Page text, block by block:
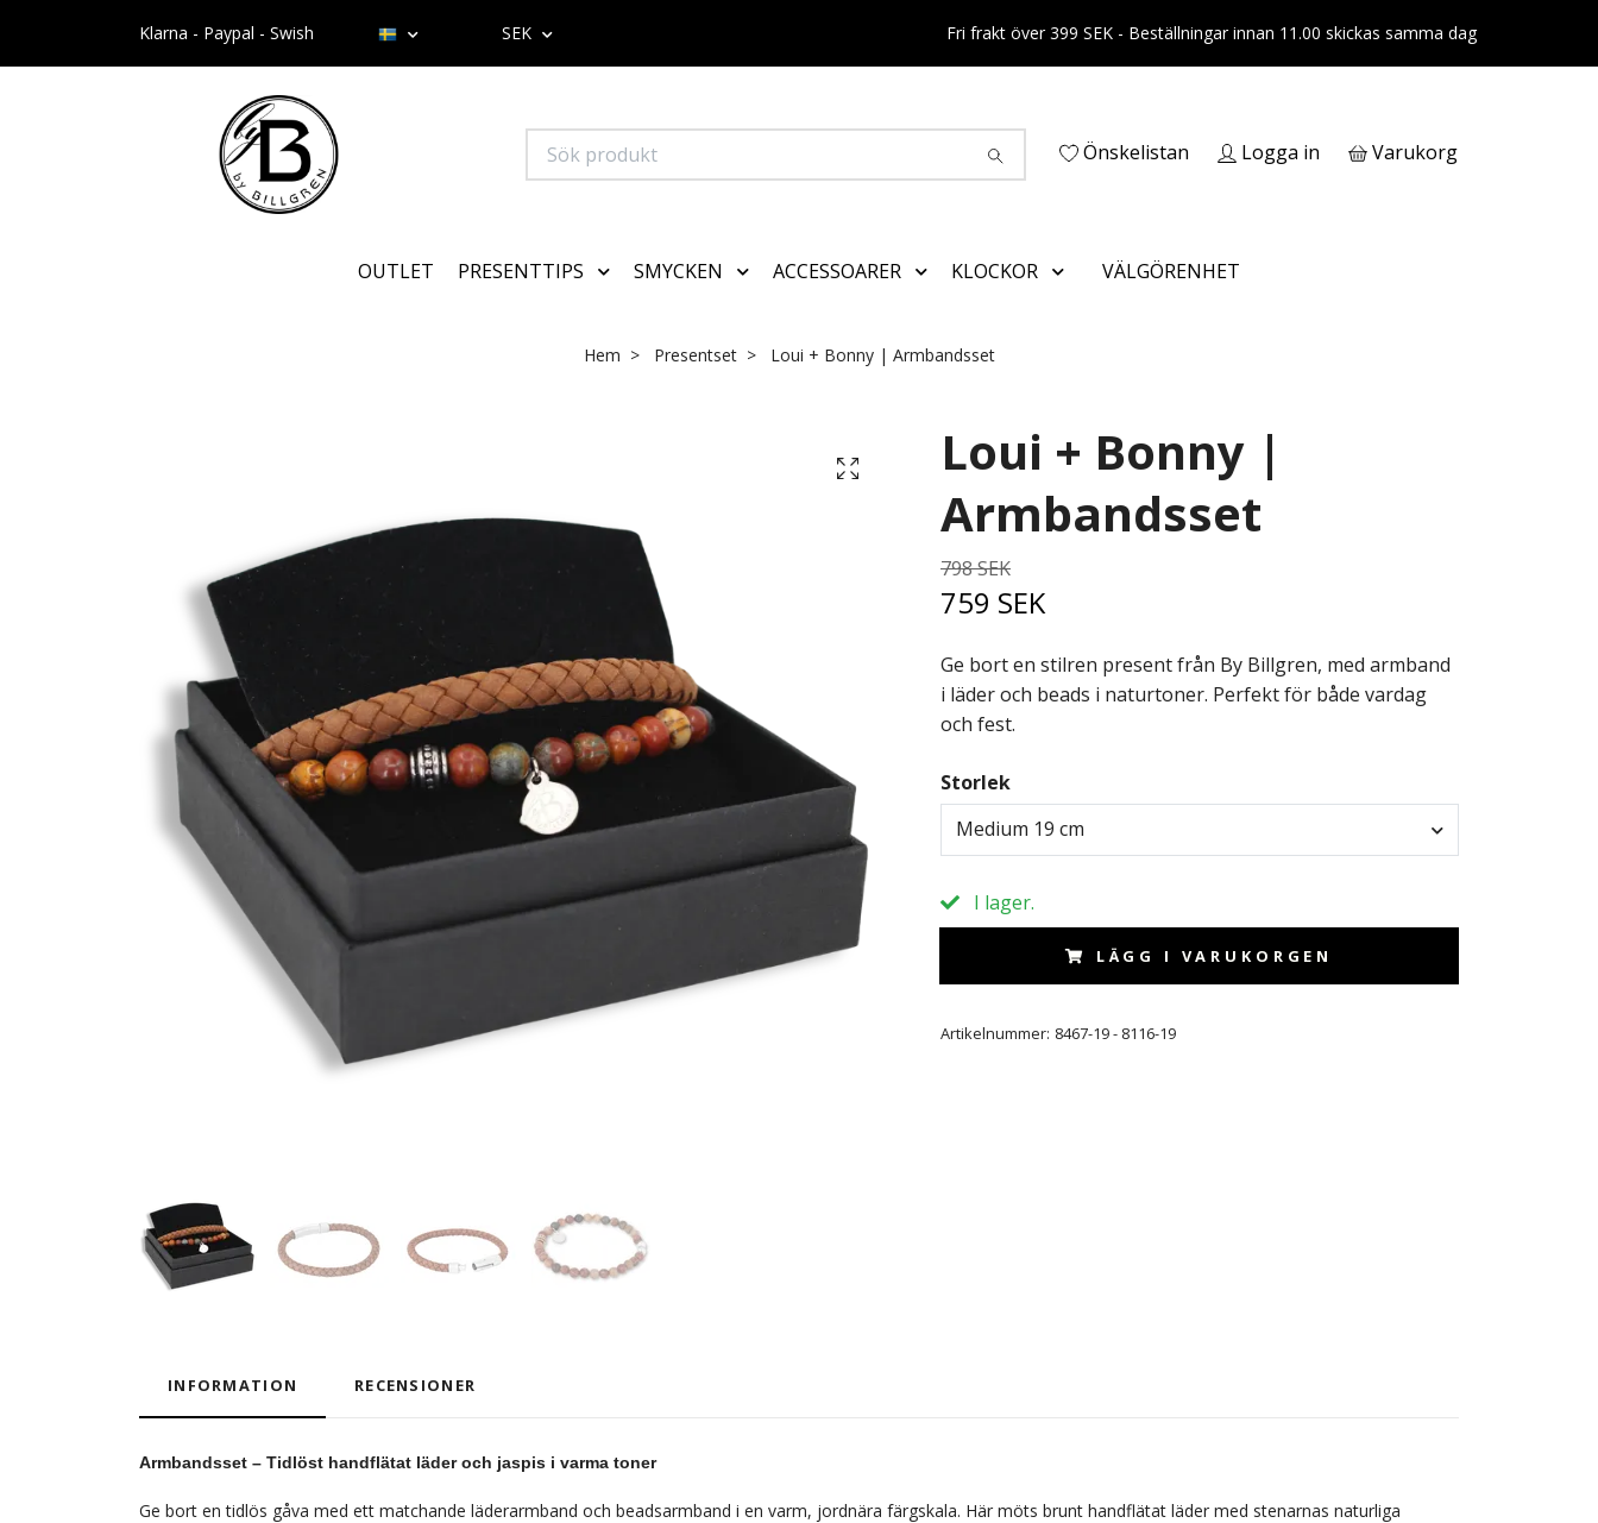
Klarna - Paypal - Swish SEK Fri frakt över 399 SEK - Beställningar innan 11.00 skickas samma dag
Önskelistan Logga in Varukorg
OUTLET PRESENTTIPS SMYCKEN ACCESSOARER KLOCKOR VÄLGÖRENHET
Hem Presentset Loui + Bonny | Armbandsset
Loui + Bonny |
Armbandsset
798 SEK
759 SEK
Ge bort en stilren present från By Billgren, med armband
i läder och beads i naturtoner. Perfekt för både vardag
och fest.
Storlek
Medium 19 cm
I lager.
LÄGG I VARUKORGEN
Artikelnummer: 8467-19 - 8116-19
INFORMATION RECENSIONER
Armbandsset – Tidlöst handflätat läder och jaspis i varma toner
Ge bort en tidlös gåva med ett matchande läderarmband och beadsarmband i en varm, jordnära färgskala. Här möts brunt handflätat läder med stenarnas naturliga